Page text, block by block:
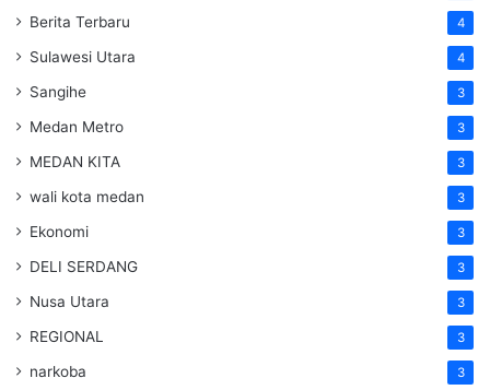
Berita Terbaru 4
Sulawesi Utara 4
Sangihe 3
Medan Metro 3
MEDAN KITA 3
wali kota medan 3
Ekonomi 3
DELI SERDANG 3
Nusa Utara 3
REGIONAL 3
narkoba 3